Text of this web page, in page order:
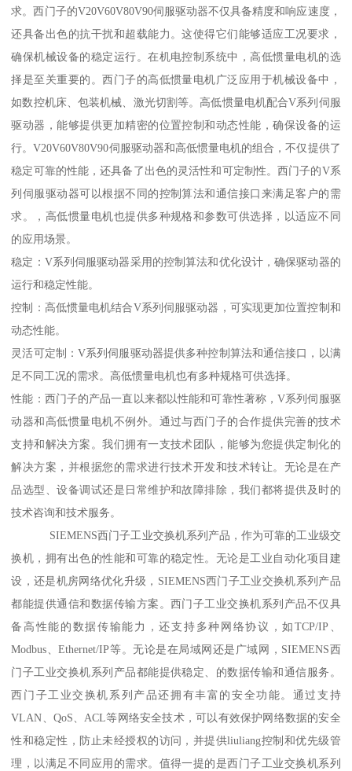
求。西门子的V20V60V80V90伺服驱动器不仅具备精度和响应速度，
还具备出色的抗干扰和超载能力。这使得它们能够适应工况要求，
确保机械设备的稳定运行。在机电控制系统中，高低惯量电机的选
择是至关重要的。西门子的高低惯量电机广泛应用于机械设备中，
如数控机床、包装机械、激光切割等。高低惯量电机配合V系列伺服
驱动器，能够提供更加精密的位置控制和动态性能，确保设备的运
行。V20V60V80V90伺服驱动器和高低惯量电机的组合，不仅提供了
稳定可靠的性能，还具备了出色的灵活性和可定制性。西门子的V系
列伺服驱动器可以根据不同的控制算法和通信接口来满足客户的需
求。，高低惯量电机也提供多种规格和参数可供选择，以适应不同
的应用场景。
稳定：V系列伺服驱动器采用的控制算法和优化设计，确保驱动器的
运行和稳定性能。
控制：高低惯量电机结合V系列伺服驱动器，可实现更加位置控制和
动态性能。
灵活可定制：V系列伺服驱动器提供多种控制算法和通信接口，以满
足不同工况的需求。高低惯量电机也有多种规格可供选择。
性能：西门子的产品一直以来都以性能和可靠性著称，V系列伺服驱
动器和高低惯量电机不例外。通过与西门子的合作提供完善的技术
支持和解决方案。我们拥有一支技术团队，能够为您提供定制化的
解决方案，并根据您的需求进行技术开发和技术转让。无论是在产
品选型、设备调试还是日常维护和故障排除，我们都将提供及时的
技术咨询和技术服务。
SIEMENS西门子工业交换机系列产品，作为可靠的工业级交
换机，拥有出色的性能和可靠的稳定性。无论是工业自动化项目建
设，还是机房网络优化升级，SIEMENS西门子工业交换机系列产品
都能提供通信和数据传输方案。西门子工业交换机系列产品不仅具
备高性能的数据传输能力，还支持多种网络协议，如TCP/IP、
Modbus、Ethernet/IP等。无论是在局域网还是广域网，SIEMENS西
门子工业交换机系列产品都能提供稳定、的数据传输和通信服务。
西门子工业交换机系列产品还拥有丰富的安全功能。通过支持
VLAN、QoS、ACL等网络安全技术，可以有效保护网络数据的安全
性和稳定性，防止未经授权的访问，并提供liuliang控制和优先级管
理，以满足不同应用的需求。值得一提的是西门子工业交换机系列